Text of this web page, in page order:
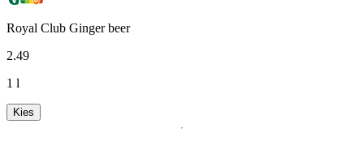
Royal Club Ginger beer
2.49
1 l
Kies